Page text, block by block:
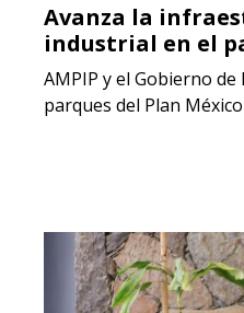
Avanza la
industrial en el
AMPIP y el Gobierno
parques del Plan México